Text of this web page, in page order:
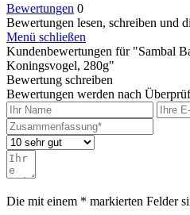
Bewertungen 0
Bewertungen lesen, schreiben und
Menü schließen
Kundenbewertungen für "Sambal
Koningsvogel, 280g"
Bewertung schreiben
Bewertungen werden nach
Die mit einem * markierten Felder